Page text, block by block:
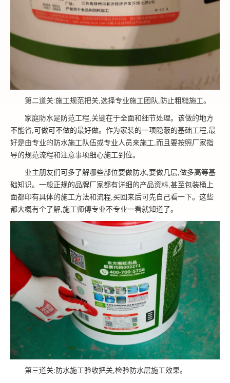
第二道关:施工规范把关,选择专业施工团队,防止粗糙施工。
家庭防水是防范工程,关键在于全面和细节处理。该做的地方
不能省,可做可不做的最好做。作为家装的一项隐蔽的基础工程,最
好是由专业的防水施工队伍或专业人员来施工,而且要按照厂家指
导的规范流程和注意事项细心施工到位。
业主朋友们可多了解哪些部位要做防水,要做几层,做多高等基
础知识。一般正规的品牌厂家都有详细的产品资料,甚至包装桶上
面都印有具体的施工方法和流程,买回来后可先自己看一下。这些
都大概有个了解,施工师傅专业不专业一看就知道了。
第三道关:防水施工验收把关,检验防水层施工效果。